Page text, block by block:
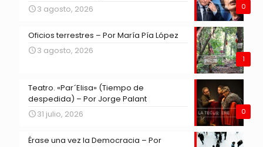
0
3 agosto, 2026
1
Oficios terrestres – Por María Pía López
3 agosto, 2026
0
Teatro. «Par´Elisa» (Tiempo de
despedida) – Por Jorge Palant
31 julio, 2026
Érase una vez la Democracia – Por